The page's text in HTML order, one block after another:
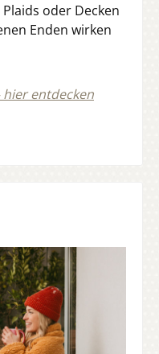
oder Decken
Enden wirken
hier entdecken